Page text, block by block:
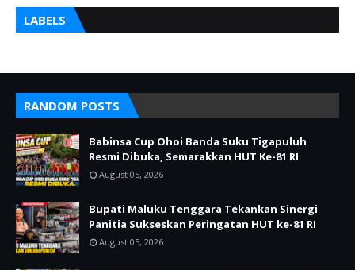
LABELS
RANDOM POSTS
Babinsa Cup Ohoi Banda Suku Tigapuluh
Resmi Dibuka, Semarakkan HUT Ke-81 RI
August 05, 2026
Bupati Maluku Tenggara Tekankan Sinergi
Panitia Sukseskan Peringatan HUT ke-81 RI
August 05, 2026